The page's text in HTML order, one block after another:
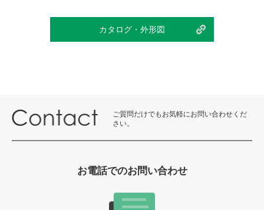
カタログ・外形図
ご質問だけでもお気軽にお問い合わせくだ
さい。
お電話でのお問い合わせ